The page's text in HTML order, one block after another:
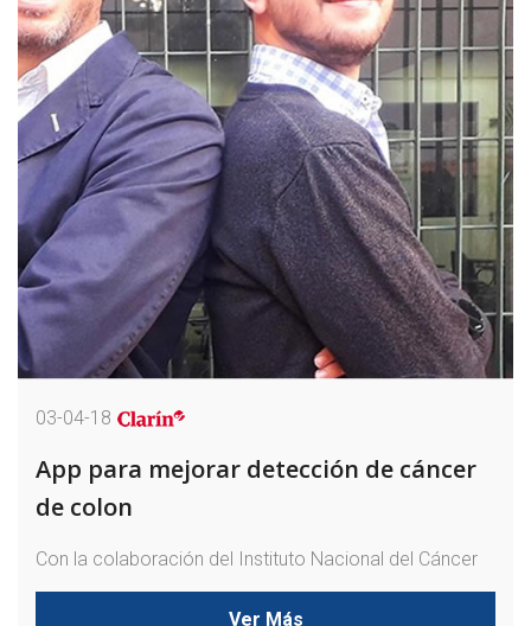
03-04-18
App para mejorar detección de cáncer
de colon
Con la colaboración del Instituto Nacional del Cáncer
Ver Más